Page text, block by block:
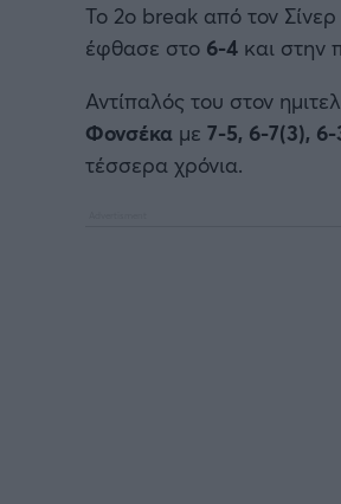
Το 2ο break από τον
έφθασε στο 6-4 και στην
Αντίπαλός του στον
Φονσέκα με 7-5, 6-7(3), 6-
τέσσερα χρόνια.